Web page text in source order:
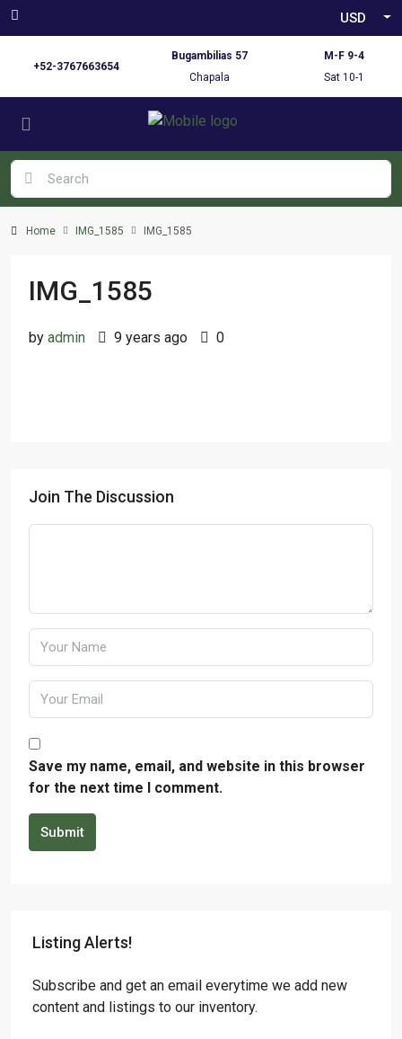
USD
+52-3767663654
Bugambilias 57
Chapala
M-F 9-4
Sat 10-1
Home IMG_1585 IMG_1585
IMG_1585
by admin 9 years ago 0
Join The Discussion
Save my name, email, and website in this browser
for the next time I comment.
Submit
Listing Alerts!
Subscribe and get an email everytime we add new
content and listings to our inventory.